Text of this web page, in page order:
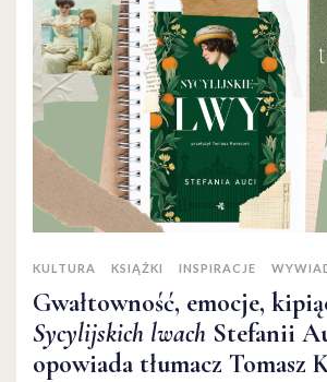
KULTURA KSIĄŻKI INSPIRACJE
Gwałtowność, emocje,
Sycylijskich lwach Stefanii
opowiada tłumacz Tomasz